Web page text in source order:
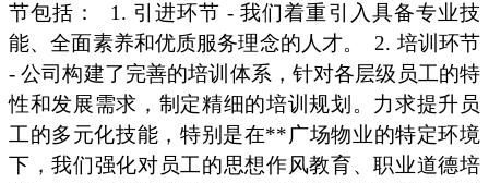
节包括：
1. 引进环节 - 我们着重引入具备专业技
能、全面素养和优质服务理念的人才。
2. 培训环节
- 公司构建了完善的培训体系，针对各层级员工的特
性和发展需求，制定精细的培训规划。力求提升员
工的多元化技能，特别是在**广场物业的特定环境
下，我们强化对员工的思想作风教育、职业道德培